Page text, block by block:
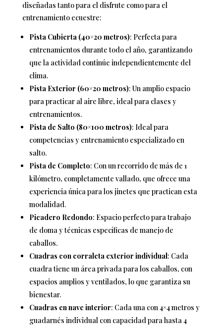
diseñadas tanto para el disfrute como para el
entrenamiento ecuestre:
Pista Cubierta (40×20 metros): Perfecta para
entrenamientos durante todo el año, garantizando
que la actividad continúe independientemente del
clima.
Pista Exterior (60×20 metros): Un amplio espacio
para practicar al aire libre, ideal para clases y
entrenamientos.
Pista de Salto (80×100 metros): Ideal para
competencias y entrenamiento especializado en
salto.
Pista de Completo: Con un recorrido de más de 1
kilómetro, completamente vallado, que ofrece una
experiencia única para los jinetes que practican esta
modalidad.
Picadero Redondo: Espacio perfecto para trabajo
de doma y técnicas específicas de manejo de
caballos.
Cuadras con corraleta exterior individual: Cada
cuadra tiene un área privada para los caballos, con
espacios amplios y ventilados, lo que garantiza su
bienestar.
Cuadras en nave interior: Cada una con 4×4 metros y
guadarnés individual con capacidad para hasta 4